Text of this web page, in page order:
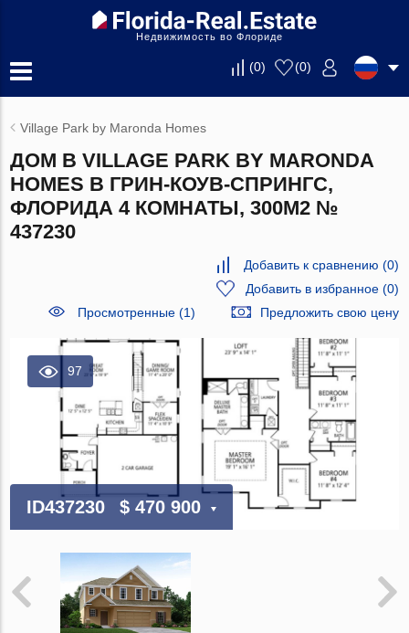
Недвижимость во Флориде
(0) (0)
Village Park by Maronda Homes
ДОМ В VILLAGE PARK BY MARONDA
HOMES В ГРИН-КОУВ-СПРИНГС,
ФЛОРИДА 4 КОМНАТЫ, 300М2 №
437230
Добавить к сравнению (0)
Добавить в избранное(0)
Просмотренные (1)
Предложить свою цену
97
ID437230 $ 470 900